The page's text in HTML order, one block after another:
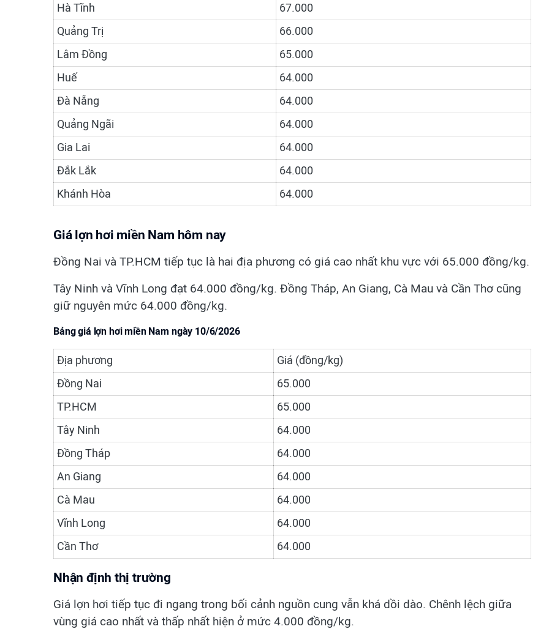
Hà Tĩnh
67.000
Quảng Trị
66.000
Lâm Đồng
65.000
Huế
64.000
Đà Nẵng
64.000
Quảng Ngãi
64.000
Gia Lai
64.000
Đắk Lắk
64.000
Khánh Hòa
64.000
Giá lợn hơi miền Nam hôm nay
Đồng Nai và TP.HCM tiếp tục là hai địa phương có giá cao nhất khu vực với 65.000 đồng/kg.
Tây Ninh và Vĩnh Long đạt 64.000 đồng/kg. Đồng Tháp, An Giang, Cà Mau và Cần Thơ cũng
giữ nguyên mức 64.000 đồng/kg.
Bảng giá lợn hơi miền Nam ngày 10/6/2026
Địa phương
Giá (đồng/kg)
Đồng Nai
65.000
TP.HCM
65.000
Tây Ninh
64.000
Đồng Tháp
64.000
An Giang
64.000
Cà Mau
64.000
Vĩnh Long
64.000
Cần Thơ
64.000
Nhận định thị trường
Giá lợn hơi tiếp tục đi ngang trong bối cảnh nguồn cung vẫn khá dồi dào. Chênh lệch giữa
vùng giá cao nhất và thấp nhất hiện ở mức 4.000 đồng/kg.